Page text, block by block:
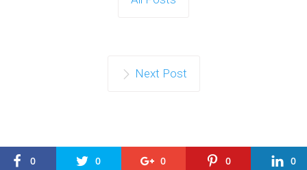
Next Post
0 0 0 0 0